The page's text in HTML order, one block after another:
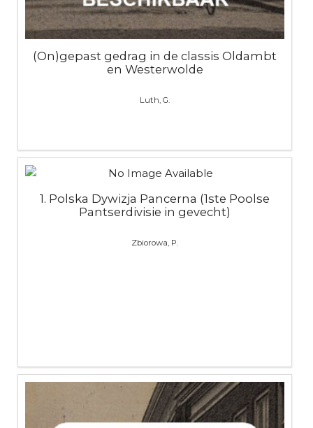
(On)gepast gedrag in de classis Oldambt
en Westerwolde
Luth, G.
1. Polska Dywizja Pancerna (1ste Poolse
Pantserdivisie in gevecht)
Zbiorowa, P.